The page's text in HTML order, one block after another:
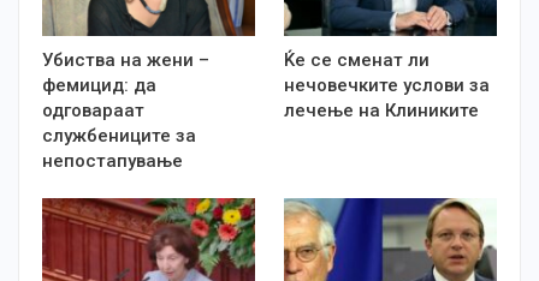
Убиства на жени –
фемицид: да
одговараат
службениците за
непостапување
Ќе се сменат ли
нечовечките услови за
лечење на Клиниките